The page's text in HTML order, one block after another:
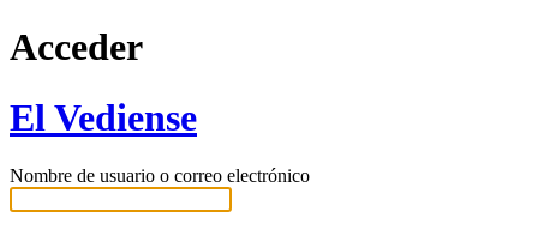
Acceder
El Vediense
Nombre de usuario o correo electrónico